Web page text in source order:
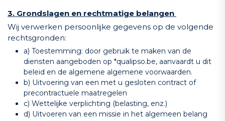
3. Grondslagen en rechtmatige belangen
Wij verwerken persoonlijke gegevens op de volgende
rechtsgronden:
a) Toestemming: door gebruik te maken van de
diensten aangeboden op *qualipso.be, aanvaardt u dit
beleid en de algemene algemene voorwaarden.
b) Uitvoering van een met u gesloten contract of
precontractuele maatregelen
c) Wettelijke verplichting (belasting, enz.)
d) Uitvoeren van een missie in het algemeen belang